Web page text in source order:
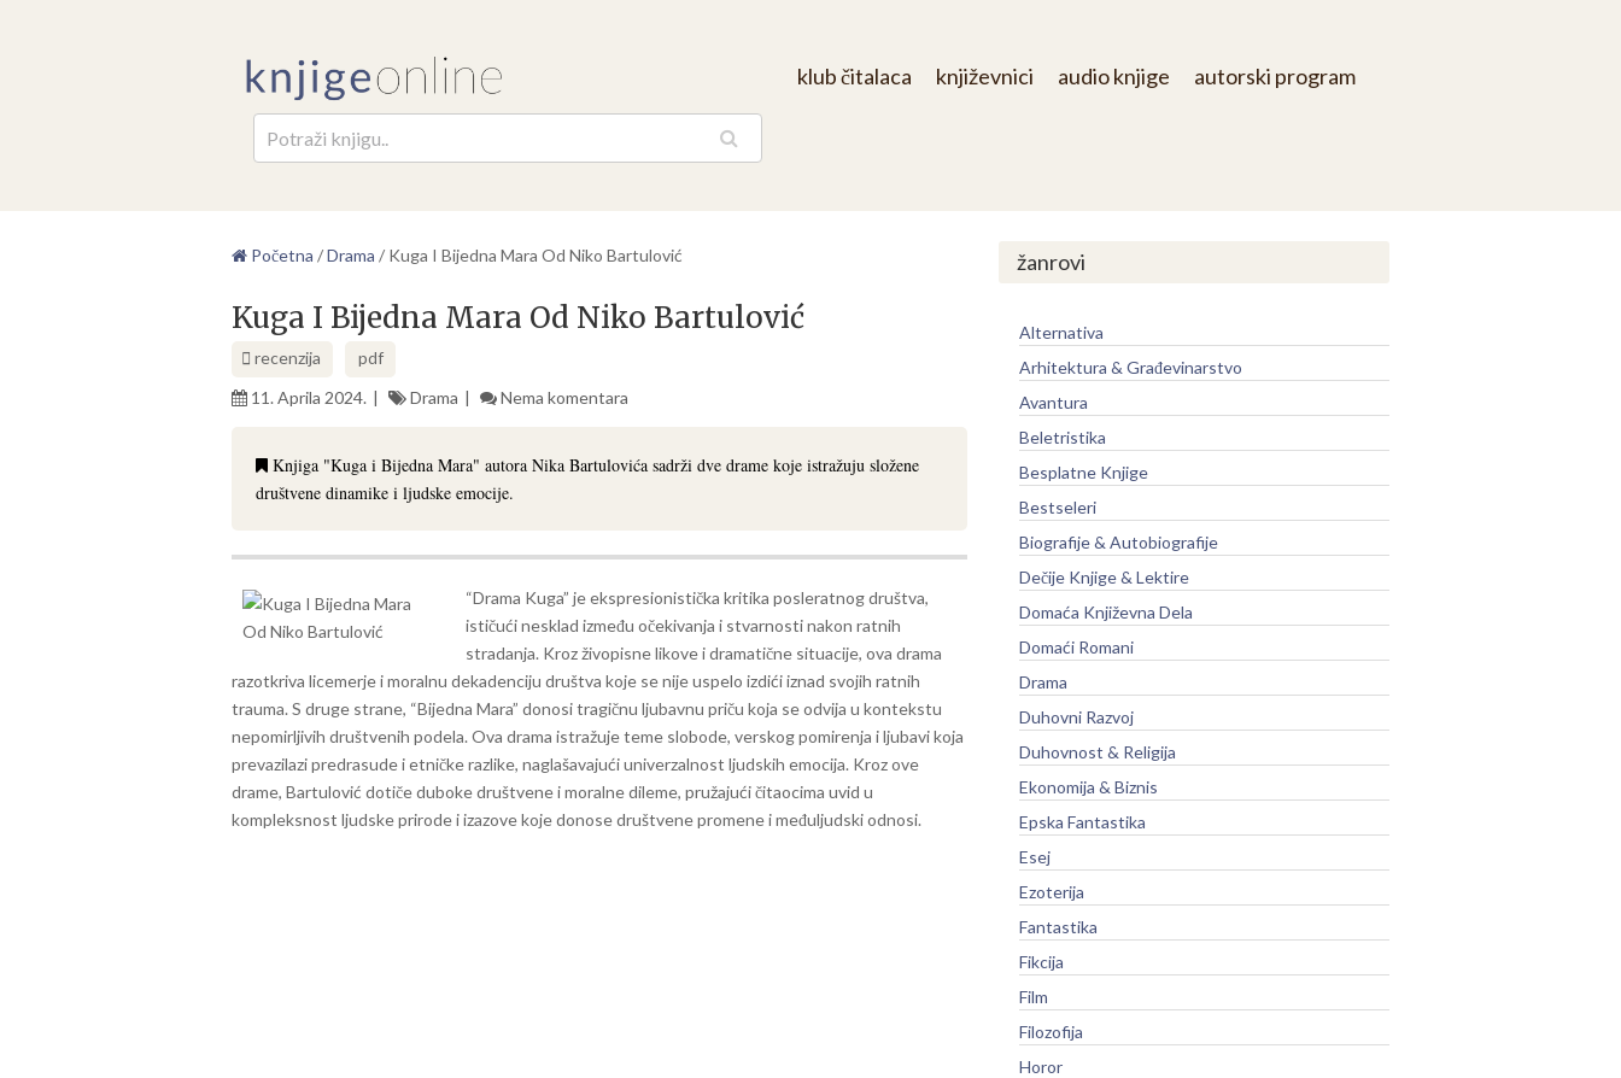
klub čitalaca književnici audio knjige autorski program
Početna /Drama / Kuga I Bijedna Mara Od Niko Bartulović
Kuga I Bijedna Mara Od Niko Bartulović
recenzija
pdf
11. Aprila 2024.
Drama Nema komentara
Knjiga "Kuga i Bijedna Mara" autora Nika Bartulovića sadrži dve drame koje istražuju složene
društvene dinamike i ljudske emocije.
“Drama Kuga” je ekspresionistička kritika posleratnog društva,
ističući nesklad između očekivanja i stvarnosti nakon ratnih
stradanja. Kroz živopisne likove i dramatične situacije, ova drama
razotkriva licemerje i moralnu dekadenciju društva koje se nije uspelo izdići iznad svojih ratnih
trauma. S druge strane, “Bijedna Mara” donosi tragičnu ljubavnu priču koja se odvija u kontekstu
nepomirljivih društvenih podela. Ova drama istražuje teme slobode, verskog pomirenja i ljubavi koja
prevazilazi predrasude i etničke razlike, naglašavajući univerzalnost ljudskih emocija. Kroz ove
drame, Bartulović dotiče duboke društvene i moralne dileme, pružajući čitaocima uvid u
kompleksnost ljudske prirode i izazove koje donose društvene promene i međuljudski odnosi.
žanrovi
Alternativa
Arhitektura & Građevinarstvo
Avantura
Beletristika
Besplatne Knjige
Bestseleri
Biografije & Autobiografije
Dečije Knjige & Lektire
Domaća Književna Dela
Domaći Romani
Drama
Duhovni Razvoj
Duhovnost & Religija
Ekonomija & Biznis
Epska Fantastika
Esej
Ezoterija
Fantastika
Fikcija
Film
Filozofija
Horor